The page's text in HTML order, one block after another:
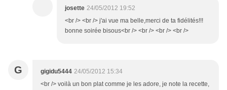
josette 24/05/2012 19:52
<br /> <br /> j'ai vue ma belle,merci de ta fidélités!!!
bonne soirée bisous<br /> <br /> <br /> <br />
G gigidu5444 24/05/2012 15:34
<br /> voilà un bon plat comme je les adore, je note la recette,